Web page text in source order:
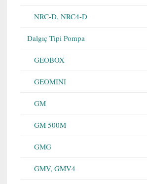
NRC-D, NRC4-D
Dalgıç Tipi Pompa
GEOBOX
GEOMINI
GM
GM 500M
GMG
GMV, GMV4